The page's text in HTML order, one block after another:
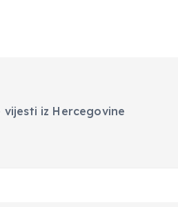
iz Hercegovine